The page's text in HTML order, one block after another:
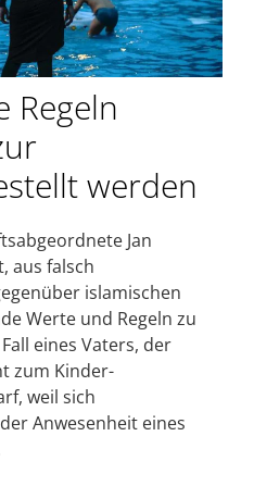
Regeln
werden
Jan
aus falsch
islamischen
Werte und Regeln zu
eines Vaters, der
zum Kinder-
weil sich
Anwesenheit eines